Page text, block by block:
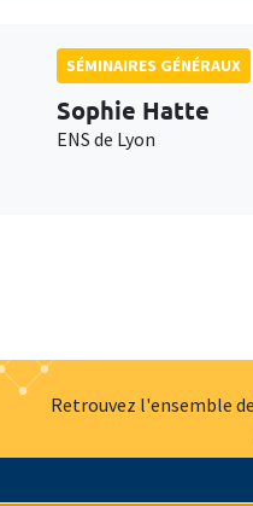
SÉMINAIRES GÉNÉRAUX
Sophie Hatte
ENS de Lyon
Retrouvez l'ensemble